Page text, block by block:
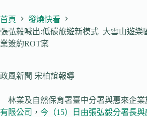
首頁
發燒快看
張弘毅喊出:低碳旅遊新模式 大雪山遊樂
業簽約ROT案
政風新聞 宋柏誼報導
林業及自然保育署臺中分署與惠來企業
有限公司 ， 今（15）日由張弘毅分署長